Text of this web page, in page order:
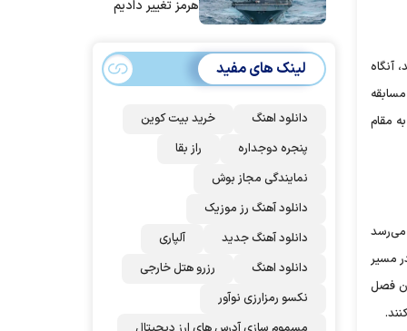
آنگاه
شانس قهرمانی در لیگ برتر را دارند. ضمن آنکه با توجه به رسیدن به جمع ۱۶ تیم برتر جام حذفی، فاصله سرخ‌پوشان تا کسب مقام قهرمانی جام حذفی، ۴ مسابقه
را به مقام
می‌رسد
مسیر
که اگر او بتواند یکی از این ۲ جام را در پایان فصل
هرمز تغییر دادیم
لینک های مفید
دانلود اهنگ
خرید بیت کوین
پنجره دوجداره
راز بقا
نمایندگی مجاز بوش
دانلود آهنگ رز‌ موزیک
دانلود آهنگ جدید
آلپاری
دانلود اهنگ
رزرو هتل خارجی
نکسو رمزارزی نوآور